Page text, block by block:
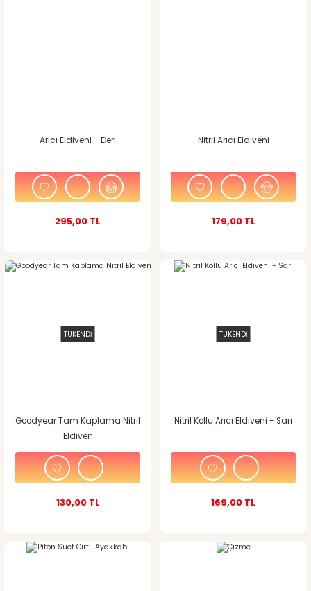
Arıcı Eldiveni - Deri
295,00 TL
Nitril Arıcı Eldiveni
179,00 TL
TÜKENDİ
Goodyear Tam Kaplama Nitril
Eldiven
130,00 TL
TÜKENDİ
Nitril Kollu Arıcı Eldiveni - Sarı
169,00 TL